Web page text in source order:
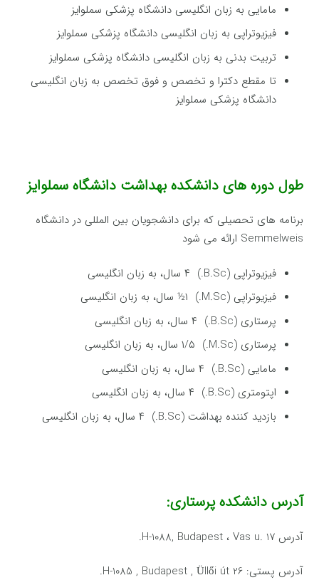
مامایی به زبان انگلیسی دانشگاه پزشکی سملوایز
فیزیوتراپی به زبان انگلیسی دانشگاه پزشکی سملوایز
تربیت بدنی به زبان انگلیسی دانشگاه پزشکی سملوایز
تا مقطع دکترا و تخصص و فوق تخصص به زبان انگلیسی
دانشگاه پزشکی سملوایز
طول دوره های دانشکده بهداشت دانشگاه سملوایز
برنامه های تحصیلی که برای دانشجویان بین المللی در دانشگاه
Semmelweis ارائه می شود
فیزیوتراپی (B.Sc.) ۴ سال، به زبان انگلیسی
فیزیوتراپی (M.Sc.) ۱½ سال، به زبان انگلیسی
پرستاری (B.Sc.) ۴ سال، به زبان انگلیسی
پرستاری (M.Sc.) ۱/۵ سال، به زبان انگلیسی
مامایی (B.Sc.) ۴ سال، به زبان انگلیسی
اپتومتری (B.Sc.) ۴ سال، به زبان انگلیسی
بازدید کننده بهداشت (B.Sc.) ۴ سال، به زبان انگلیسی
آدرس دانشکده پرستاری:
آدرس H-1088, Budapest ، Vas u. 17.
آدرس پستی: H-1085 , Budapest , Üllői út 26.